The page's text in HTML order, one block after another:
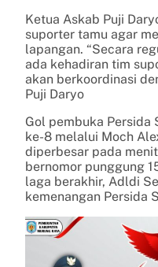
Ketua Askab Puji
suporter tamu agar
lapangan. “Secara
ada kehadiran tim
akan berkoordinasi
Puji Daryo
Gol pembuka
ke-8 melalui Moch
diperbesar pada
bernomor punggung
laga berakhir, Adldi
kemenangan Persida